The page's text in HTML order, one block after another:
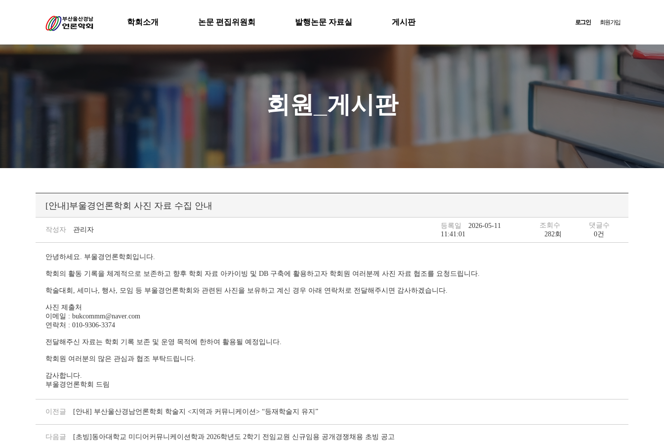
학회소개 논문 편집위원회 발행논문 자료실 게시판 로그인 회원가입
회원_게시판
[안내]부울경언론학회 사진 자료 수집 안내
작성자 관리자
등록일
2026-05-11
11:41:01
조회수
282회
댓글수
0건
안녕하세요. 부울경언론학회입니다.
학회의 활동 기록을 체계적으로 보존하고 향후 학회 자료 아카이빙 및 DB 구축에 활용하고자 학회원 여러분께 사진 자료 협조를 요청드립니다.
학술대회, 세미나, 행사, 모임 등 부울경언론학회와 관련된 사진을 보유하고 계신 경우 아래 연락처로 전달해주시면 감사하겠습니다.
사진 제출처
이메일 : bukcommm@naver.com
연락처 : 010-9306-3374
전달해주신 자료는 학회 기록 보존 및 운영 목적에 한하여 활용될 예정입니다.
학회원 여러분의 많은 관심과 협조 부탁드립니다.
감사합니다.
부울경언론학회 드림
이전글 [안내] 부산울산경남언론학회 학술지 <지역과 커뮤니케이션> “등재학술지 유지”
다음글 [초빙]동아대학교 미디어커뮤니케이션학과 2026학년도 2학기 전임교원 신규임용 공개경쟁채용 초빙 공고